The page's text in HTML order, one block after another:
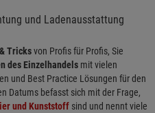
und Ladenausstattung
Tricksvon Profis für Profis, Sie
des Einzelhandels mit vielen
und Best Practice Lösungen für den
Datums befasst sich mit der Frage,
und Kunststoff sind und nennt viele